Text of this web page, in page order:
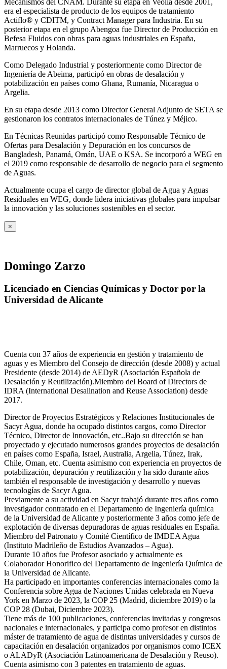
Mecanismos del CNAM. Durante su etapa en Veolia desde 2001,
era el especialista de producto de los equipos de tratamiento
Actiflo® y CDITM, y Contract Manager para Industria. En su
posterior etapa en el grupo Abengoa fue Director de Producción en
Befesa Fluidos con obras para aguas industriales en España,
Marruecos y Holanda.
Como Delegado Industrial y posteriormente como Director de
Ingeniería de Abeima, participó en obras de desalación y
potabilización en países como Ghana, Rumanía, Nicaragua o
Argelia.
En su etapa desde 2013 como Director General Adjunto de SETA se
gestionaron los contratos internacionales de Túnez y Méjico.
En Técnicas Reunidas participó como Responsable Técnico de
Ofertas para Desalación y Depuración en los concursos de
Bangladesh, Panamá, Omán, UAE o KSA. Se incorporó a WEG en
el 2019 como responsable de desarrollo de negocio para el segmento
de Aguas.
Actualmente ocupa el cargo de director global de Agua y Aguas
Residuales en WEG, donde lidera iniciativas globales para impulsar
la innovación y las soluciones sostenibles en el sector.
×
Domingo Zarzo
Licenciado en Ciencias Químicas y Doctor por la
Universidad de Alicante
Cuenta con 37 años de experiencia en gestión y tratamiento de
aguas y es Miembro del Consejo de dirección (desde 2008) y actual
Presidente (desde 2014) de AEDyR (Asociación Española de
Desalación y Reutilización).Miembro del Board of Directors de
IDRA (International Desalination and Reuse Association) desde
2017.
Director de Proyectos Estratégicos y Relaciones Institucionales de
Sacyr Agua, donde ha ocupado distintos cargos, como Director
Técnico, Director de Innovación, etc..Bajo su dirección se han
proyectado y ejecutado numerosos grandes proyectos de desalación
en países como España, Israel, Australia, Argelia, Túnez, Irak,
Chile, Oman, etc. Cuenta asimismo con experiencia en proyectos de
potabilización, depuración y reutilización y ha sido durante años
también el responsable de investigación y desarrollo y nuevas
tecnologías de Sacyr Agua.
Previamente a su actividad en Sacyr trabajó durante tres años como
investigador contratado en el Departamento de Ingeniería química
de la Universidad de Alicante y posteriormente 3 años como jefe de
explotación de diversas depuradoras de aguas residuales en España.
Miembro del Patronato y Comité Científico de IMDEA Agua
(Instituto Madrileño de Estudios Avanzados – Agua).
Durante 10 años fue Profesor asociado y actualmente es
Colaborador Honorifico del Departamento de Ingeniería Química de
la Universidad de Alicante.
Ha participado en importantes conferencias internacionales como la
Conferencia sobre Agua de Naciones Unidas celebrada en Nueva
York en Marzo de 2023, la COP 25 (Madrid, diciembre 2019) o la
COP 28 (Dubai, Diciembre 2023).
Tiene más de 100 publicaciones, conferencias invitadas y congresos
nacionales e internacionales, y participa como profesor en distintos
máster de tratamiento de agua de distintas universidades y cursos de
capacitación en desalación organizados por organismos como ICEX
o ALADyR (Asociación Latinoamericana de Desalación y Reuso).
Cuenta asimismo con 3 patentes en tratamiento de aguas.